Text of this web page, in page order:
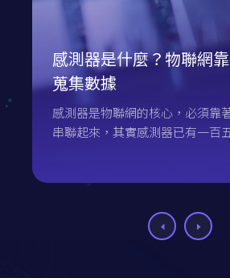
感測器是什麼？物聯網
蒐集數據
感測器是物聯網的核心，必須靠
串聯起來，其實感測器已有一百